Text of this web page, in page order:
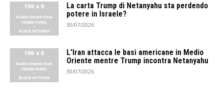
La carta Trump di Netanyahu sta perdendo
potere in Israele?
30/07/2026
L’Iran attacca le basi americane in Medio
Oriente mentre Trump incontra Netanyahu
30/07/2026